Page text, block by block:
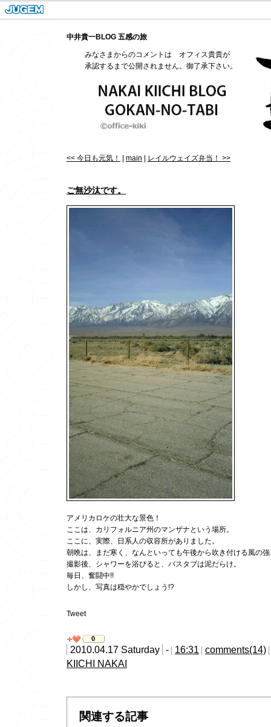
中井貴一BLOG 五感の旅
みなさまからのコメントは オフィス貴貴が
承認するまで公開されません。御了承下さい。
<< 今日も元気！ main レイルウェイズ弁当！ >>
ご無沙汰です。
アメリカロケの壮大な景色！
ここは、カリフォルニア州のマンザナという場所。
ここに、実際、日系人の収容所がありました。
朝晩は、まだ寒く、なんといっても午後から吹き付ける風の
撮影後、シャワーを浴びると、バスタブは泥だらけ。
毎日、奮闘中!!
しかし、写真は穏やかでしょう!?
Tweet
0
2010.04.17 Saturday - 16:31
comments(14)
KIICHI NAKAI
関連する記事